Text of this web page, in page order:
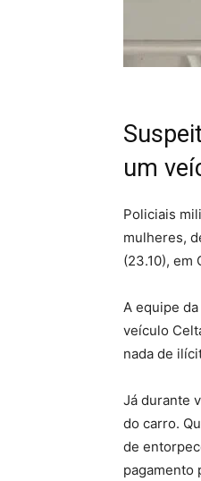
um
Policiais
mulheres,
(23.10), em
A equipe
veículo
nada de
Já durante
do carro.
de
pagamento